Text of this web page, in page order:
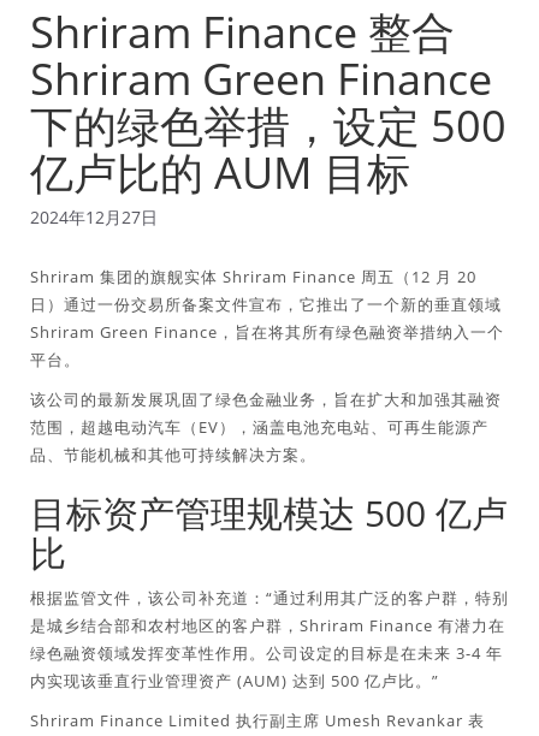
Shriram Finance 整合
Shriram Green Finance
下的绿色举措，设定 500
亿卢比的 AUM 目标
2024年12月27日
Shriram 集团的旗舰实体 Shriram Finance 周五（12 月 20
日）通过一份交易所备案文件宣布，它推出了一个新的垂直领域
Shriram Green Finance，旨在将其所有绿色融资举措纳入一个
平台。
该公司的最新发展巩固了绿色金融业务，旨在扩大和加强其融资
范围，超越电动汽车（EV），涵盖电池充电站、可再生能源产
品、节能机械和其他可持续解决方案。
目标资产管理规模达 500 亿卢
比
根据监管文件，该公司补充道：“通过利用其广泛的客户群，特别
是城乡结合部和农村地区的客户群，Shriram Finance 有潜力在
绿色融资领域发挥变革性作用。公司设定的目标是在未来 3-4 年
内实现该垂直行业管理资产 (AUM) 达到 500 亿卢比。”
Shriram Finance Limited 执行副主席 Umesh Revankar 表